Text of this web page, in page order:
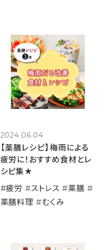
2024.06.04
【薬膳レシピ】梅雨による
疲労に！おすすめ食材とレ
シピ集★
#疲労 #ストレス #薬膳 #
薬膳料理 #むくみ